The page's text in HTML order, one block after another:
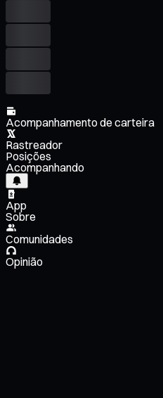
Acompanhamento de carteira
Rastreador
Posições
Acompanhando
App
Sobre
Comunidades
Opinião